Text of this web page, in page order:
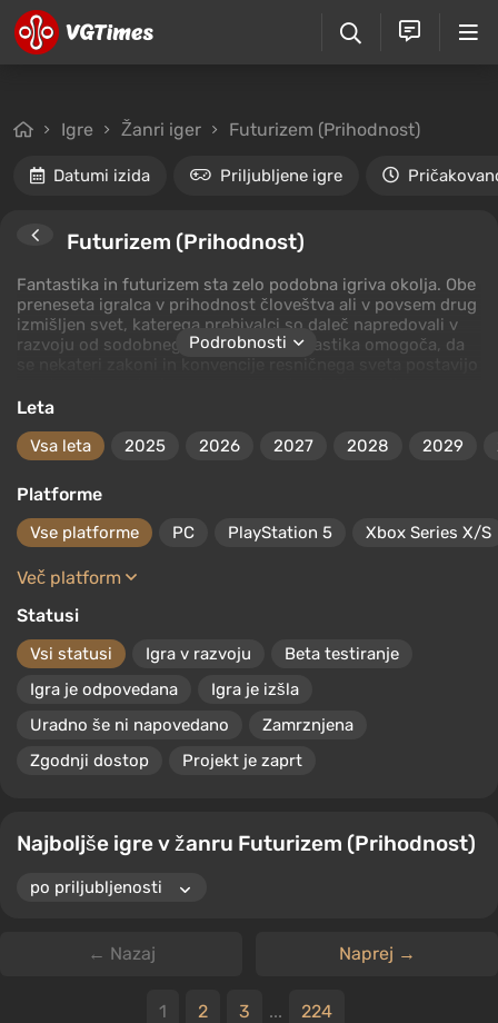
Igre Žanri iger Futurizem (Prihodnost)
Datumi izida Priljubljene igre
Futurizem (Prihodnost)
Fantastika in futurizem sta zelo podobna igriva okolja. Obe
preneseta igralca v prihodnost človeštva ali v povsem drug
izmišljen svet, katerega prebivalci so daleč napredovali v
razvoju od sodobnega človeštva. Fantastika omogoča, da
tehnologij in magije. Futurizem pa se osredotoča le na
človečnost in socialne lastnosti, ki so lastne ljudem.
Podrobnosti
Leta
Vsa leta 2025 2026 2027 2028 2029
Platforme
Vse platforme PC PlayStation 5 Xbox Series X/S
Več platform
Statusi
Vsi statusi Igra v razvoju
Beta testiranje
Igra je odpovedana
Igra je izšla
Uradno še ni napovedano
Zamrznjena
Zgodnji dostop
Projekt je zaprt
Najboljše igre v žanru Futurizem (Prihodnost)
← Nazaj Naprej →
1 2 3 ... 224